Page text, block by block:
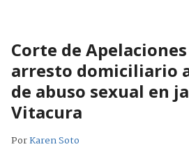
Corte de
arresto domiciliario
de abuso sexual en
Vitacura
PorKaren Soto